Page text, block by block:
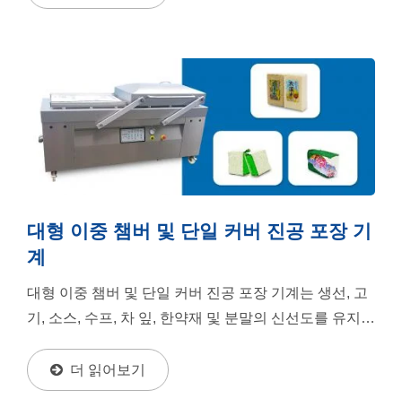
대형 이중 챔버 및 단일 커버 진공 포장 기
계
대형 이중 챔버 및 단일 커버 진공 포장 기계는 생선, 고
기, 소스, 수프, 차 잎, 한약재 및 분말의 신선도를 유지하
더 읽어보기